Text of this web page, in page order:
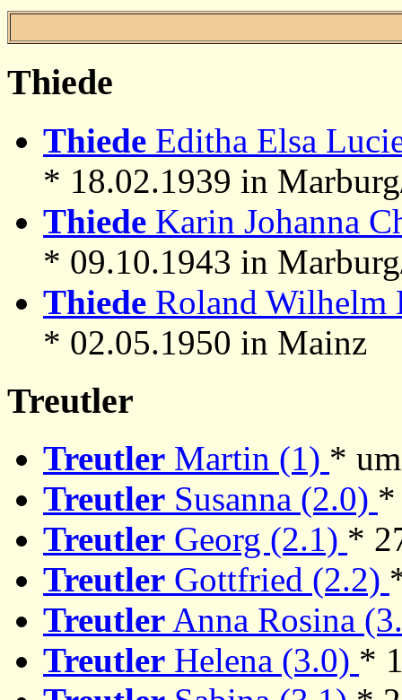
Thiede
Thiede Editha Elsa
* 18.02.1939 in
Thiede Karin Johanna
* 09.10.1943 in
Thiede Roland Wilhelm
* 02.05.1950 in Mainz
Treutler
Treutler Martin (1) *
Treutler Susanna (2.0) *
Treutler Georg (2.1) *
Treutler Gottfried (2.2)
Treutler Anna Rosina
Treutler Helena (3.0) *